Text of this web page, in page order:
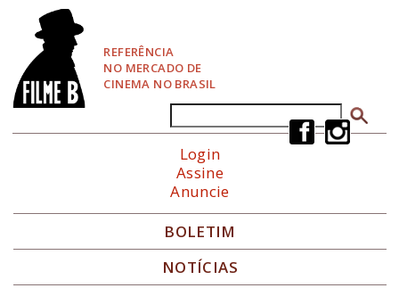
REFERÊNCIA
NO MERCADO DE
CINEMA NO BRASIL
Formulário de busca
Login
Assine
Anuncie
BOLETIM
NOTÍCIAS